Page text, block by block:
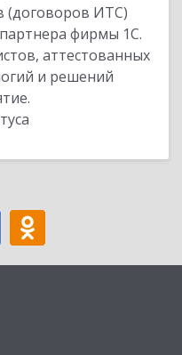
(договоров ИТС)
фирмы 1С.
аттестованных
и решений